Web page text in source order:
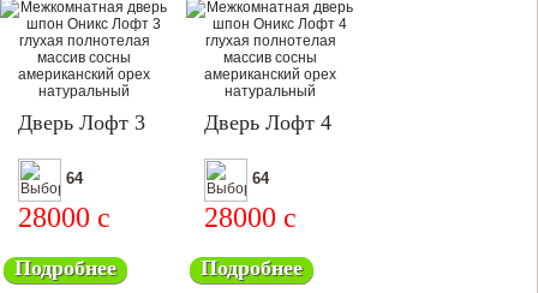
Дверь Лофт 3
64
28000 c
Подробнее
Дверь Лофт 4
64
28000 c
Подробнее